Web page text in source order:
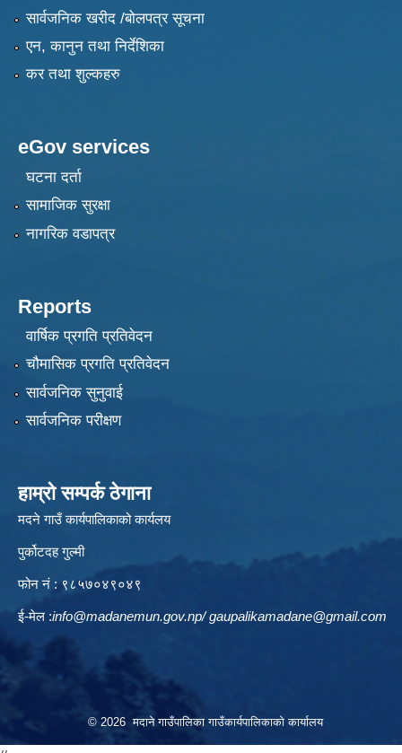
सार्वजनिक खरीद /बोलपत्र सूचना
एन, कानुन तथा निर्देशिका
कर तथा शुल्कहरु
eGov services
घटना दर्ता
सामाजिक सुरक्षा
नागरिक वडापत्र
Reports
वार्षिक प्रगति प्रतिवेदन
चौमासिक प्रगति प्रतिवेदन
सार्वजनिक सुनुवाई
सार्वजनिक परीक्षण
हाम्रो सम्पर्क ठेगाना
मदने गाउँ कार्यपालिकाको कार्यलय
पुर्कोटदह गुल्मी
फोन नं : ९८५७०४९०४९
ई-मेल :info@madanemun.gov.np/gaupalikamadane@gmail.com
© 2026 मदाने गाउँपालिका गाउँकार्यपालिकाको कार्यालय